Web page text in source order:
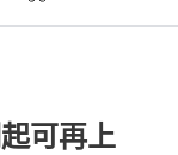
可再上